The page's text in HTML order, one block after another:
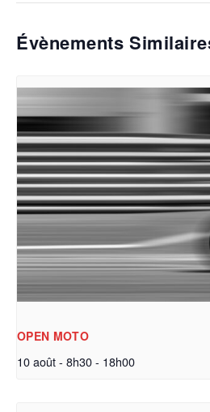
Évènements
OPEN MOTO
10 août - 8h30- 18h00